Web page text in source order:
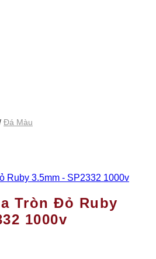
Đá Màu
Tròn Đỏ Ruby
1000v